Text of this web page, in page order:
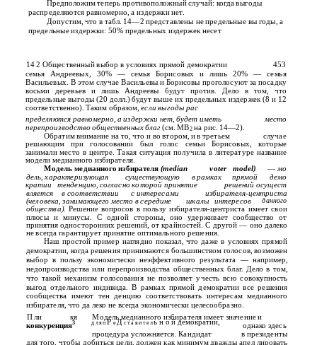
Предположим теперь противоположный случай: когда выгоды
распределяются равномерно, а издержки нет.
Допустим, что в табл. 14—2 представлены не предельные вы­ годы, а
предельные издержки: 50% предельных издержек несет
14 2 Общественный выбор в условиях прямой демократии 453
семья Андреевых, 30% — семья Борисовых и лишь 20% — семья
Васильевых. В этом случае Васильевы и Борисовы проголосуют за посадку
восьми деревьев и лишь Андреевы будут против. Дело в том, что
предельные выгоды (20 долл.) будут выше их предельных издержек (8 и 12
соответственно). Таким образом,если выгоды рас­
пределяются равномерно, а издержки нет, будет иметь
место
перепроизводство общественных благ(см. МВ2на рис. 14—2).
Обратим внимание на то, что и во втором, и в третьем
случае
решающим при голосовании был голос семьи Борисовых, которые
занимали место в центре. Такая ситуация получила в литературе название
модели медианного избирателя.
Модель медианного избирателя (median voter model) —мо­
дель, характеризующая
существующую в рамках прямой
демо­
кратии
тенденцию, согласно которой принятие
решений осущест­
вляется
в соответствии с интересами
избирателя-центриста
(человека, занимающего место в середине
шкалы интересов данного
общества). Решение вопросов в пользу избирателя-центриста имеет свои
плюсы и минусы. С одной стороны, оно удерживает сообщество от
принятия односторонних решений, от крайностей. С другой — оно далеко
не всегда гарантирует принятие оптимального решения.
Наш простой пример наглядно показал, что даже в условиях прямой
демократии, когда решения принимаются большинством голосов, возможен
выбор в пользу экономически неэффективного результата — например,
недопроизводства или перепроизводства общественных благ. Дело в том,
что такой механизм голосования не позволяет учесть всю совокупность
выгод отдельного индивида. В рамках прямой демократии все решения
сообщества имеют тен­ денцию соответствовать интересам медианного
избирателя, что да­ леко не всегда экономически целесообразно.
П ли кя
Модель медианного избирателя имеет значение и
конкуренция3 д л я пРеДс т а в и т е ль н о й демократии,
однако здесь
процедура усложняется. Кандидат
в президенты
для того, чтобы добиться цели, должен как минимум дважды апел­ лировать